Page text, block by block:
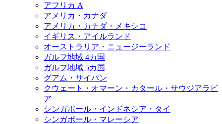
アフリカ A
アメリカ・カナダ
アメリカ・カナダ・メキシコ
イギリス・アイルランド
オーストラリア・ニュージーランド
ガルフ地域 4カ国
ガルフ地域 5カ国
グアム・サイパン
クウェート・オマーン・カタール・サウジアラビ
ア
シンガポール・インドネシア・タイ
シンガポール・マレーシア